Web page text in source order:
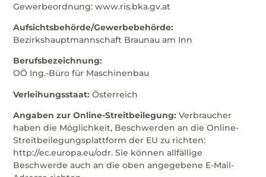
Gewerbeordnung: www.ris.bka.gv.at
Aufsichtsbehörde/Gewerbebehörde:
Bezirkshauptmannschaft Braunau am Inn
Berufsbezeichnung:
OÖ Ing.-Büro für Maschinenbau
Verleihungsstaat: Österreich
Angaben zur Online-Streitbeilegung:Verbraucher
haben die Möglichkeit, Beschwerden an die Online-
Streitbeilegungsplattform der EU zu richten:
http://ec.europa.eu/odr. Sie können allfällige
Beschwerde auch an die oben angegebene E-Mail-